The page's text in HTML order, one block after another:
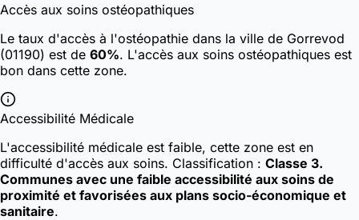
Accès aux soins ostéopathiques
Le taux d'accès à l'ostéopathie dans la ville de Gorrevod
(01190) est de 60%. L'accès aux soins ostéopathiques est
bon dans cette zone.
Accessibilité Médicale
L'accessibilité médicale est faible, cette zone est en
difficulté d'accès aux soins. Classification : Classe 3.
Communes avec une faible accessibilité aux soins de
proximité et favorisées aux plans socio-économique et
sanitaire.